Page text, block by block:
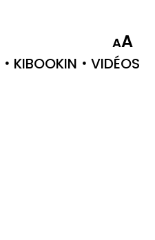
AA
KIBOOKIN VIDÉOS